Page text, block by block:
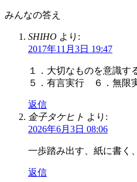
みんなの答え
SHIHO より:
2017年11月3日 19:47
１．大切なものを意識
５．有言実行 ６．無
返信
金子タケヒト より:
2026年6月3日 08:06
一歩踏み出す、紙に書く
返信